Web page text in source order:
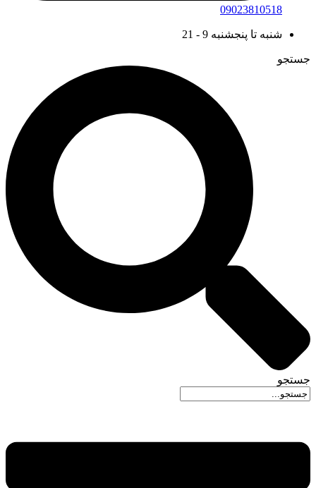
09023810518
شنبه تا پنجشنبه 9 - 21
جستجو
جستجو